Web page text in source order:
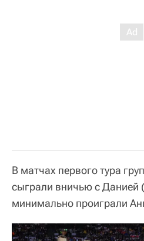
В матчах первого тура
сыграли вничью с Данией
минимально проиграли